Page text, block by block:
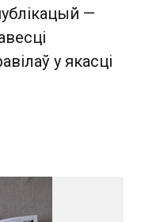
—
у якасці